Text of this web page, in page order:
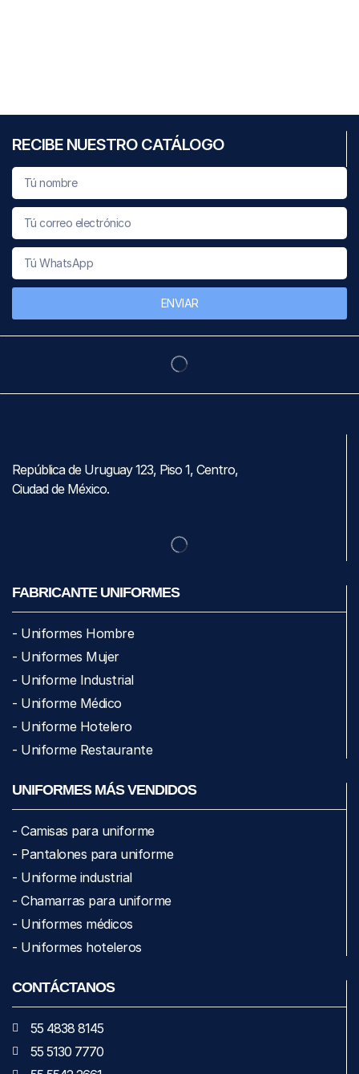
RECIBE NUESTRO CATÁLOGO
ENVIAR
República de Uruguay 123, Piso 1, Centro,
Ciudad de México.
FABRICANTE UNIFORMES
- Uniformes Hombre
- Uniformes Mujer
- Uniforme Industrial
- Uniforme Médico
- Uniforme Hotelero
- Uniforme Restaurante
UNIFORMES MÁS VENDIDOS
- Camisas para uniforme
- Pantalones para uniforme
- Uniforme industrial
- Chamarras para uniforme
- Uniformes médicos
- Uniformes hoteleros
CONTÁCTANOS
55 4838 8145
55 5130 7770